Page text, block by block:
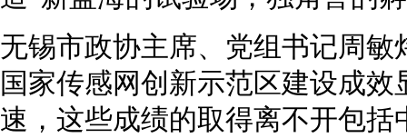
无锡市政协主席、党组书记周
国家传感网创新示范区建设成
速，这些成绩的取得离不开包